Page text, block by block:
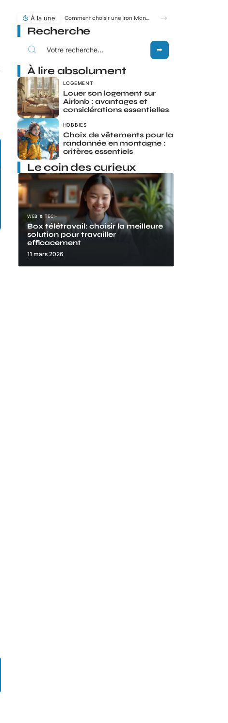
À la une Comment choisir une Iron Man statue pour sublimer votre déco ?
Recherche
À lire absolument
LOGEMENT
Louer son logement sur
Airbnb : avantages et
considérations essentielles
HOBBIES
Choix de vêtements pour la
randonnée en montagne :
critères essentiels
Le coin des curieux
WEB & TECH
Box télétravail: choisir la meilleure
solution pour travailler
efficacement
11 mars 2026